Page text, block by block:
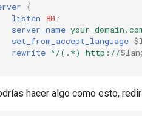
{
listen 80 ;
server_name
set_from_accept_language
rewrite ^/(.*) http://
hacer algo como esto,